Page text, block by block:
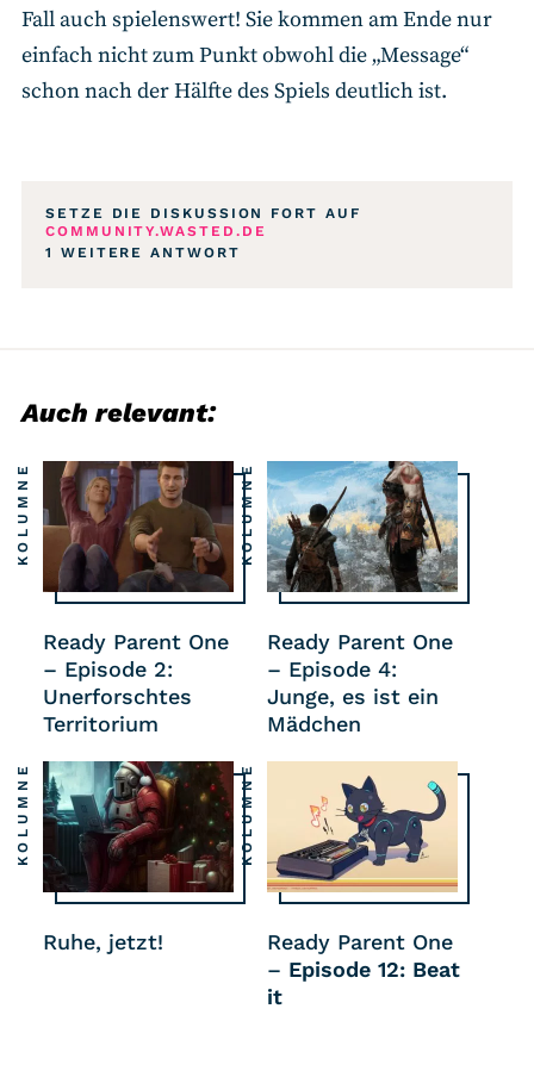
Fall auch spielenswert! Sie kommen am Ende nur
einfach nicht zum Punkt obwohl die „Message“
schon nach der Hälfte des Spiels deutlich ist.
SETZE DIE DISKUSSION FORT AUF
COMMUNITY.WASTED.DE
1 WEITERE ANTWORT
Auch relevant:
Ready Parent One
– Episode 2:
Unerforschtes
Territorium
KOLUMNE
Ready Parent One
– Episode 4:
Junge, es ist ein
Mädchen
KOLUMNE
Ruhe, jetzt!
KOLUMNE
Ready Parent One
– Episode 12: Beat
it
KOLUMNE